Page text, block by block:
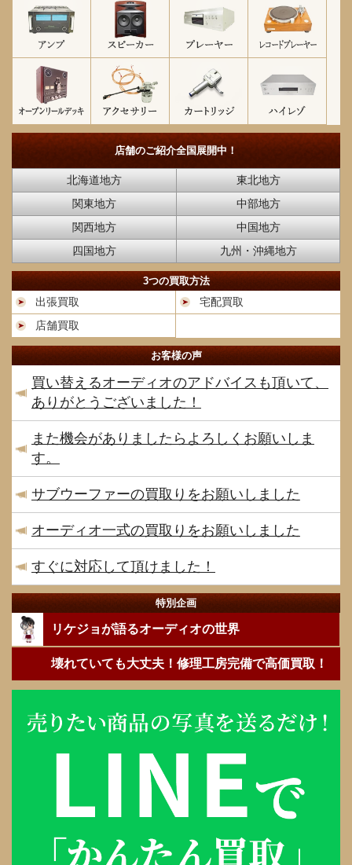
店舗のご紹介全国展開中！
北海道地方
東北地方
関東地方
中部地方
関西地方
中国地方
四国地方
九州・沖縄地方
3つの買取方法
出張買取
宅配買取
店舗買取
お客様の声
買い替えるオーディオのアドバイスも頂いて、
ありがとうございました！
また機会がありましたらよろしくお願いしま
す。
サブウーファーの買取りをお願いしました
オーディオ一式の買取りをお願いしました
すぐに対応して頂けました！
特別企画
リケジョが語るオーディオの世界
壊れていても大丈夫！修理工房完備で高価買取！